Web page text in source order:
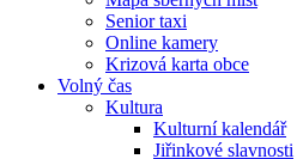
Senior taxi
Online kamery
Krizová karta obce
Volný čas
Kultura
Kulturní kalendář
Jiřinkové slavnosti